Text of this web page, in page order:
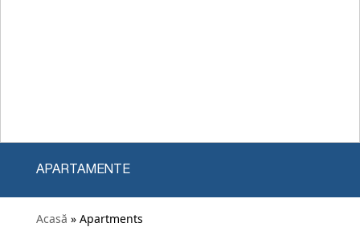
APARTAMENTE
Acasă » Apartments